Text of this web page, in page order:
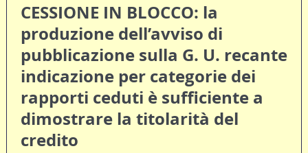
CESSIONE IN BLOCCO: la
produzione dell’avviso di
pubblicazione sulla G. U. recante
indicazione per categorie dei
rapporti ceduti è sufficiente a
dimostrare la titolarità del
credito